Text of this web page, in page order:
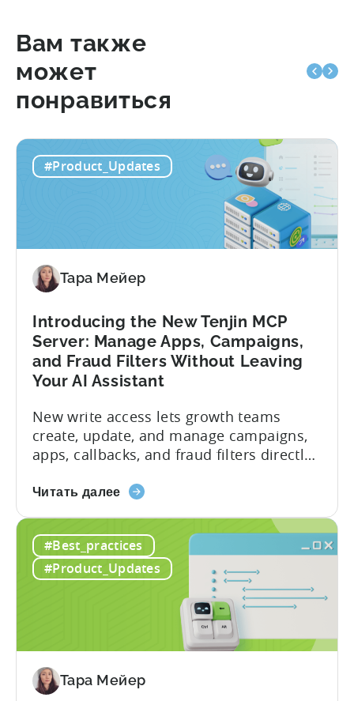
Вам также
может
понравиться
#Product_Updates
Тара Мейер
Introducing the New Tenjin MCP
Server: Manage Apps, Campaigns,
and Fraud Filters Without Leaving
Your AI Assistant
New write access lets growth teams
create, update, and manage campaigns,
apps, callbacks, and fraud filters directly
between tools required. Tenjin has
capabilities for its Model Context
Protocol (MCP) Server, making it the first
mobile measurement partner (MMP) to
enable AI assistants to take action...
Читать далееabout
the
New
Tenjin
Campaigns,
#Best_practices
#Product_Updates
Тара Мейер